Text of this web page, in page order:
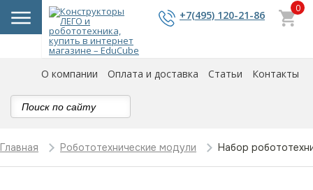
+7(495) 120-21-86
0
О компании Оплата и доставка Статьи Контакты
Главная Робототехнические модули Набор